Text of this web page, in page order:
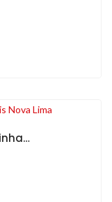
Casa no Condomínio Vale dos Pinhais Nova Lima